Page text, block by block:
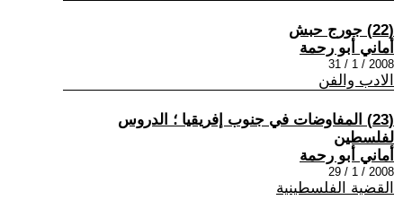
(22) جورج حبش
أماني أبو رحمة
2008 / 1 / 31
الادب والفن
(23) المفاوضات في جنوب إفريقيا ؛ الدروس
لفلسطين
أماني أبو رحمة
2008 / 1 / 29
القضية الفلسطينية